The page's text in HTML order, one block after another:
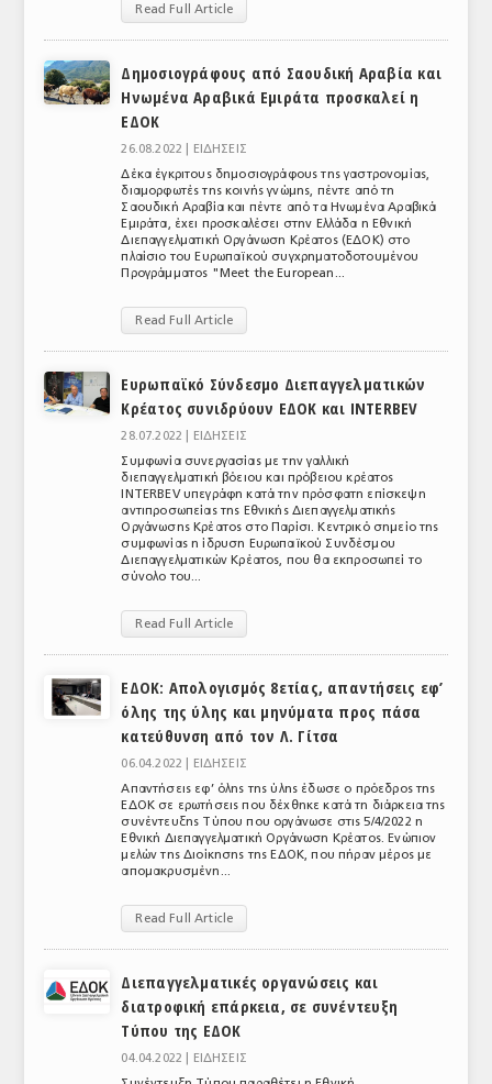
Read Full Article
Δημοσιογράφους από Σαουδική Αραβία και
Ηνωμένα Αραβικά Εμιράτα προσκαλεί η
ΕΔΟΚ
26.08.2022 |
ΕΙΔΗΣΕΙΣ
Δέκα έγκριτους δημοσιογράφους της γαστρονομίας,
διαμορφωτές της κοινής γνώμης, πέντε από τη
Σαουδική Αραβία και πέντε από τα Ηνωμένα Αραβικά
Εμιράτα, έχει προσκαλέσει στην Ελλάδα η Εθνική
Διεπαγγελματική Οργάνωση Κρέατος (ΕΔΟΚ) στο
πλαίσιο του Ευρωπαϊκού συγχρηματοδοτουμένου
Προγράμματος "Meet the European...
Read Full Article
Ευρωπαϊκό Σύνδεσμο Διεπαγγελματικών
Κρέατος συνιδρύουν ΕΔΟΚ και INTERBEV
28.07.2022 |
ΕΙΔΗΣΕΙΣ
Συμφωνία συνεργασίας με την γαλλική
διεπαγγελματική βόειου και πρόβειου κρέατος
INTERBEV υπεγράφη κατά την πρόσφατη επίσκεψη
αντιπροσωπείας της Εθνικής Διεπαγγελματικής
Οργάνωσης Κρέατος στο Παρίσι. Κεντρικό σημείο της
συμφωνίας η ίδρυση Ευρωπαϊκού Συνδέσμου
Διεπαγγελματικών Κρέατος, που θα εκπροσωπεί το
σύνολο του...
Read Full Article
ΕΔΟΚ: Απολογισμός 8ετίας, απαντήσεις εφ’
όλης της ύλης και μηνύματα προς πάσα
κατεύθυνση από τον Λ. Γίτσα
06.04.2022 |
ΕΙΔΗΣΕΙΣ
Απαντήσεις εφ’ όλης της ύλης έδωσε ο πρόεδρος της
ΕΔΟΚ σε ερωτήσεις που δέχθηκε κατά τη διάρκεια της
συνέντευξης Τύπου που οργάνωσε στις 5/4/2022 η
Εθνική Διεπαγγελματική Οργάνωση Κρέατος. Ενώπιον
μελών της Διοίκησης της ΕΔΟΚ, που πήραν μέρος με
απομακρυσμένη...
Read Full Article
Διεπαγγελματικές οργανώσεις και
διατροφική επάρκεια, σε συνέντευξη
Τύπου της ΕΔΟΚ
04.04.2022 |
ΕΙΔΗΣΕΙΣ